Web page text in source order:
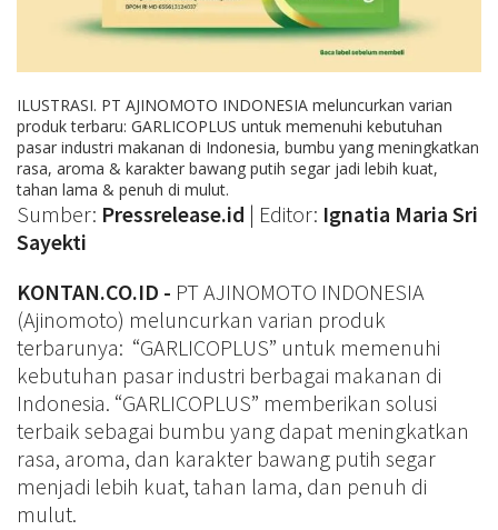
ILUSTRASI. PT AJINOMOTO INDONESIA meluncurkan varian
produk terbaru: GARLICOPLUS untuk memenuhi kebutuhan
pasar industri makanan di Indonesia, bumbu yang meningkatkan
rasa, aroma & karakter bawang putih segar jadi lebih kuat,
tahan lama & penuh di mulut.
Sumber: Pressrelease.id | Editor: Ignatia Maria Sri
Sayekti
KONTAN.CO.ID - PT AJINOMOTO INDONESIA
(Ajinomoto) meluncurkan varian produk
terbarunya: “GARLICOPLUS” untuk memenuhi
kebutuhan pasar industri berbagai makanan di
Indonesia. “GARLICOPLUS” memberikan solusi
terbaik sebagai bumbu yang dapat meningkatkan
rasa, aroma, dan karakter bawang putih segar
menjadi lebih kuat, tahan lama, dan penuh di
mulut.